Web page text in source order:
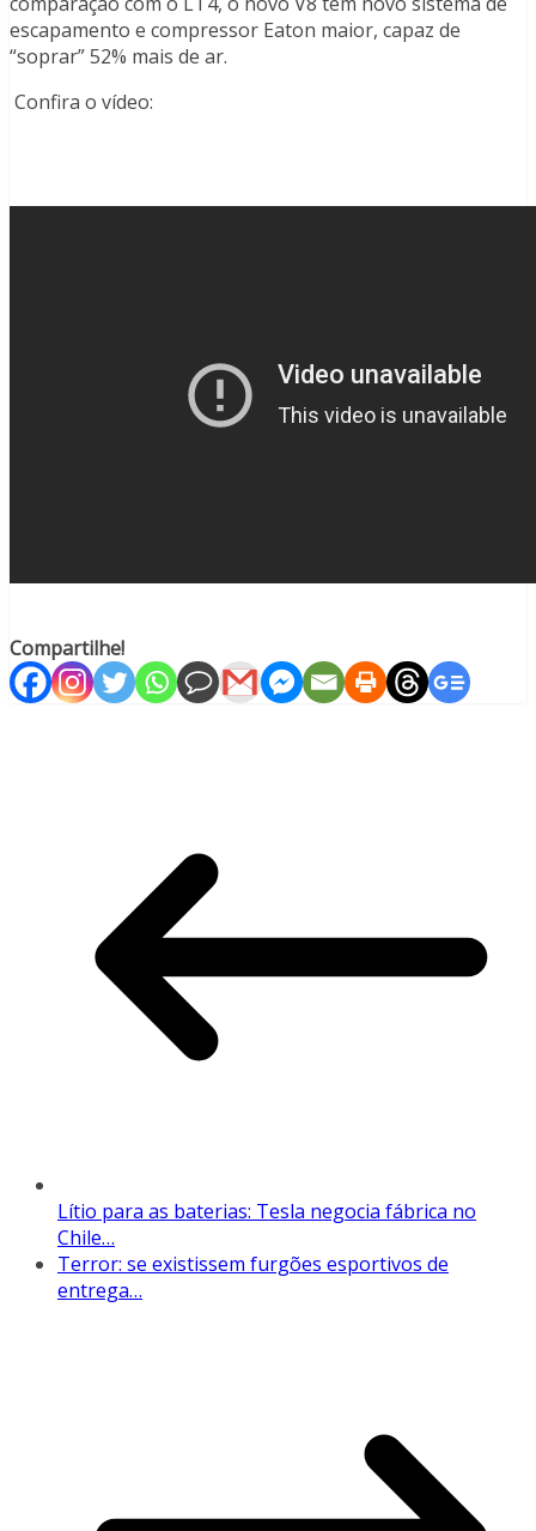
escapamento e compressor Eaton maior, capaz de
“soprar” 52% mais de ar.
Confira o vídeo:
Compartilhe!
Lítio para as baterias: Tesla negocia fábrica no
Chile…
Terror: se existissem furgões esportivos de
entrega…